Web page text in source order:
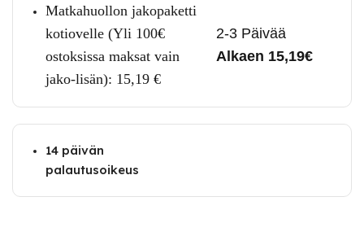
Matkahuollon jakopaketti
kotiovelle (Yli 100€
ostoksissa maksat vain
jako-lisän): 15,19 €
2-3 Päivää
Alkaen 15,19€
14 päivän
palautusoikeus